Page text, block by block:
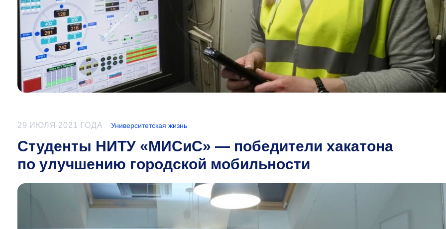
29 ИЮЛЯ 2021 ГОДА Университетская жизнь
Студенты НИТУ «МИСиС» — победители хакатона
по улучшению городской мобильности